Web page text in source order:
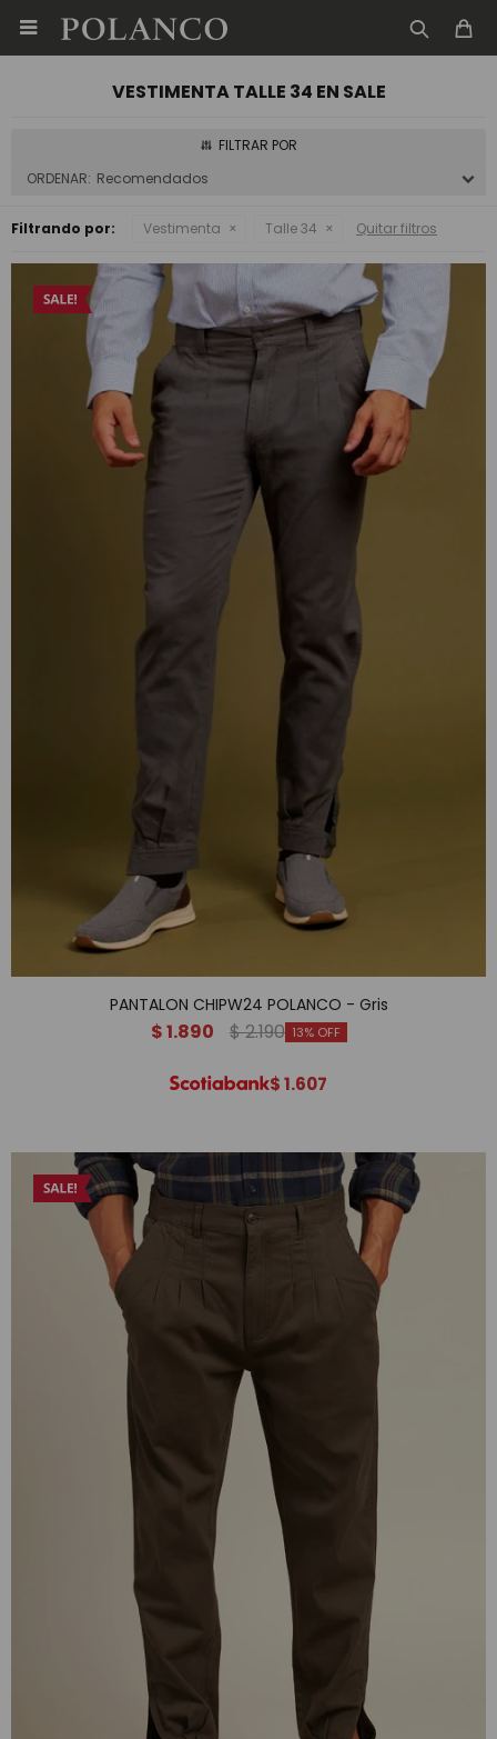

VESTIMENTA TALLE 34 EN SALE
Recomendados
Filtrando por: Vestimenta Talle 34 Quitar filtros
PANTALON CHIPW24 POLANCO - Gris
$1.890 $2.190 13
$1.607